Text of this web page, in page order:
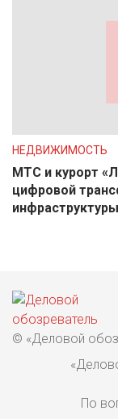
НЕДВИЖИМОСТЬ
МТС и курорт
цифровой
инфраструктуры
© «Деловой
По